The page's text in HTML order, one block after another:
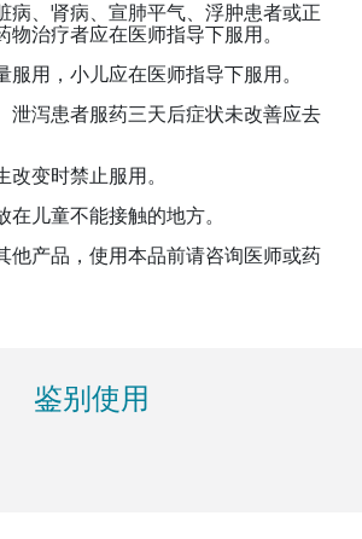
病、肾病、宣肺平气、浮肿患者或正
物治疗者应在医师指导下服用。
服用，小儿应在医师指导下服用。
泄泻患者服药三天后症状未改善应去
改变时禁止服用。
在儿童不能接触的地方。
他产品，使用本品前请咨询医师或药
鉴别使用